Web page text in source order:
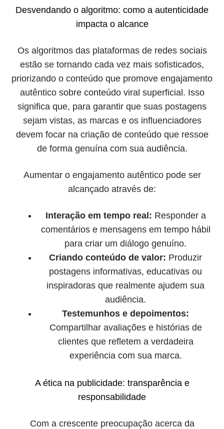
Desvendando o algoritmo: como a autenticidade
impacta o alcance
Os algoritmos das plataformas de redes sociais
estão se tornando cada vez mais sofisticados,
priorizando o conteúdo que promove engajamento
autêntico sobre conteúdo viral superficial. Isso
significa que, para garantir que suas postagens
sejam vistas, as marcas e os influenciadores
devem focar na criação de conteúdo que ressoe
de forma genuína com sua audiência.
Aumentar o engajamento autêntico pode ser
alcançado através de:
Interação em tempo real: Responder a
comentários e mensagens em tempo hábil
para criar um diálogo genuíno.
Criando conteúdo de valor: Produzir
postagens informativas, educativas ou
inspiradoras que realmente ajudem sua
audiência.
Testemunhos e depoimentos:
Compartilhar avaliações e histórias de
clientes que refletem a verdadeira
experiência com sua marca.
A ética na publicidade: transparência e
responsabilidade
Com a crescente preocupação acerca da